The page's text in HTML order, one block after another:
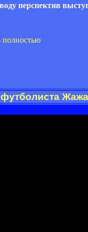
перспектив
полностью